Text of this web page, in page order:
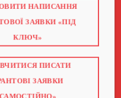
НАПИСАННЯ
ЗАЯВКИ «ПІД
КЛЮЧ»
ПИСАТИ
ЗАЯВКИ